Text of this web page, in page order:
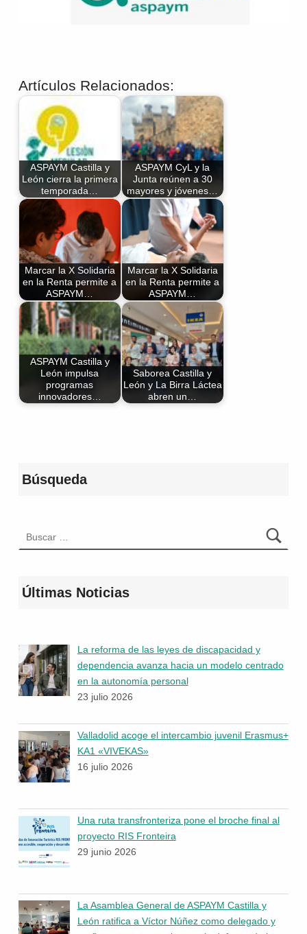
Artículos Relacionados:
ASPAYM Castilla y
León cierra la primera
temporada…
ASPAYM CyL y la
Junta reúnen a 30
mayores y jóvenes…
Marcar la X Solidaria
en la Renta permite a
ASPAYM…
Marcar la X Solidaria
en la Renta permite a
ASPAYM…
ASPAYM Castilla y
León impulsa
programas
innovadores…
Saborea Castilla y
León y La Birra Láctea
abren un…
Búsqueda
Últimas Noticias
La reforma de las leyes de discapacidad y
dependencia avanza hacia un modelo centrado
en la autonomía personal
23 julio 2026
Valladolid acoge el intercambio juvenil Erasmus+
KA1 «VIVEKAS»
16 julio 2026
Una ruta transfronteriza pone el broche final al
proyecto RIS Fronteira
29 junio 2026
La Asamblea General de ASPAYM Castilla y
León ratifica a Víctor Núñez como delegado y